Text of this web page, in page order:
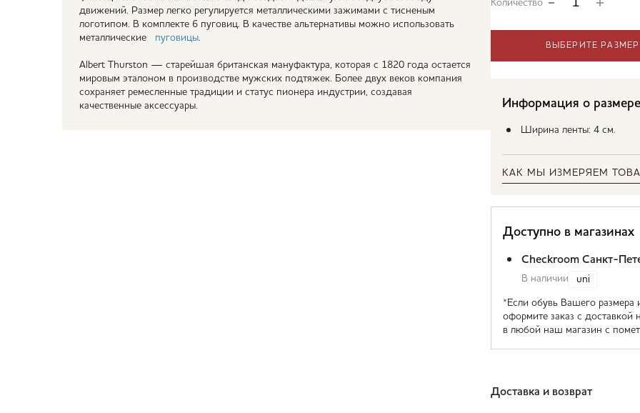
движений. Размер легко регулируется металлическими зажимами с тисненым
логотипом. В комплекте 6 пуговиц. В качестве альтернативы можно использовать
металлические пуговицы.
Albert Thurston — старейшая британская мануфактура, которая с 1820 года остается
мировым эталоном в производстве мужских подтяжек. Более двух веков компания
сохраняет ремесленные традиции и статус пионера индустрии, создавая
качественные аксессуары.
Количество
ВЫБЕРИТЕ РАЗМЕР
Информация о размере
Ширина ленты: 4 см.
КАК МЫ ИЗМЕРЯЕМ
Доступно в магазинах
Checkroom Санкт-
В наличии uni
*Если обувь Вашего размера
оформите заказ с
в любой наш магазин с
Доставка и возврат